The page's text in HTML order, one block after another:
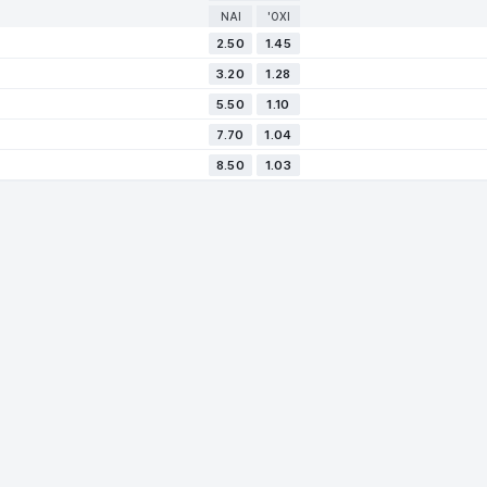
ΝΑΙ
'ΟΧΙ
2.50
1.45
3.20
1.28
5.50
1.10
7.70
1.04
8.50 1.03